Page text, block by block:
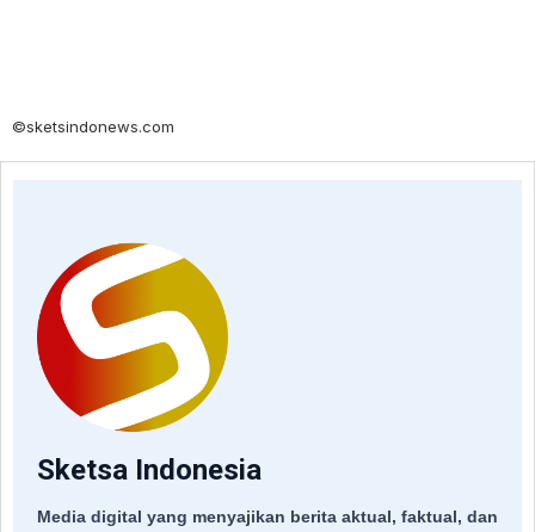
©sketsindonews.com
Sketsa Indonesia
Media digital yang menyajikan berita aktual, faktual, dan